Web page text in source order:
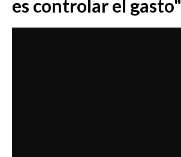
EMISIÓN 11:30 PM
es controlar el gasto"